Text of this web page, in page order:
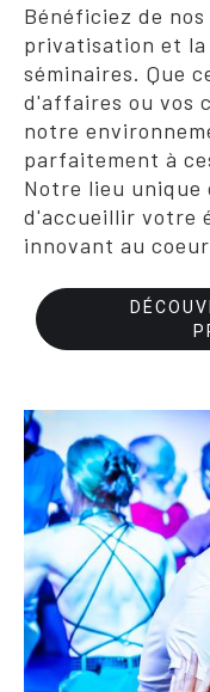
Bénéficiez de
privatisation et la
séminaires. Que
d'affaires ou vos
notre
parfaitement à
Notre lieu
d'accueillir votre
innovant au